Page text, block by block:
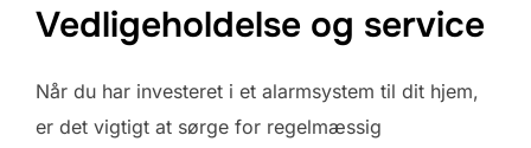
Vedligeholdelse og service
Når du har investeret i et alarmsystem til dit hjem,
er det vigtigt at sørge for regelmæssig